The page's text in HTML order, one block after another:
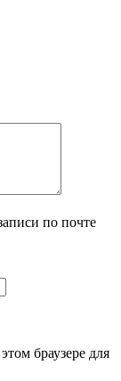
по почте
браузере для